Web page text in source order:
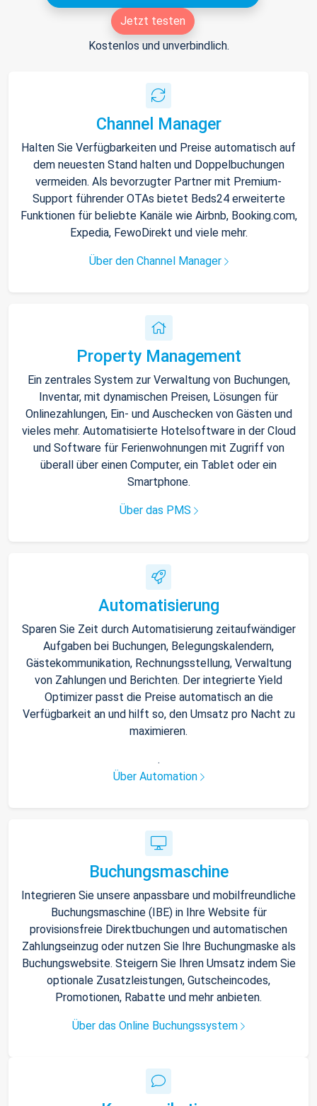
Jetzt testen
Kostenlos und unverbindlich.
Channel Manager
Halten Sie Verfügbarkeiten und Preise automatisch auf
dem neuesten Stand halten und Doppelbuchungen
vermeiden. Als bevorzugter Partner mit Premium-
Support führender OTAs bietet Beds24 erweiterte
Funktionen für beliebte Kanäle wie Airbnb, Booking.com,
Expedia, FewoDirekt und viele mehr.
Über den Channel Manager
Property Management
Ein zentrales System zur Verwaltung von Buchungen,
Inventar, mit dynamischen Preisen, Lösungen für
Onlinezahlungen, Ein- und Auschecken von Gästen und
vieles mehr. Automatisierte Hotelsoftware in der Cloud
und Software für Ferienwohnungen mit Zugriff von
überall über einen Computer, ein Tablet oder ein
Smartphone.
Über das PMS
Automatisierung
Sparen Sie Zeit durch Automatisierung zeitaufwändiger
Aufgaben bei Buchungen, Belegungskalendern,
Gästekommunikation, Rechnungsstellung, Verwaltung
von Zahlungen und Berichten. Der integrierte Yield
Optimizer passt die Preise automatisch an die
Verfügbarkeit an und hilft so, den Umsatz pro Nacht zu
maximieren.
.
Über Automation
Buchungsmaschine
Integrieren Sie unsere anpassbare und mobilfreundliche
Buchungsmaschine (IBE) in Ihre Website für
provisionsfreie Direktbuchungen und automatischen
Zahlungseinzug oder nutzen Sie Ihre Buchungmaske als
Buchungswebsite. Steigern Sie Ihren Umsatz indem Sie
optionale Zusatzleistungen, Gutscheincodes,
Promotionen, Rabatte und mehr anbieten.
Über das Online Buchungssystem